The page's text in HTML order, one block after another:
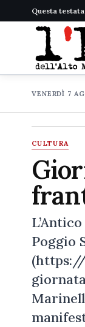
Questa
VENERDÌ 7
CULTURA
Poggio